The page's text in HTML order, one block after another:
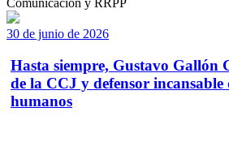
Comunicación y RRPP
30 de junio de 2026
Hasta siempre, Gustavo
de la CCJ y defensor incansable
humanos